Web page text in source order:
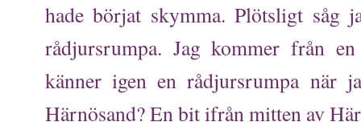
hade börjat skymma. Plötsligt såg
rådjursrumpa. Jag kommer från
känner igen en rådjursrumpa
Härnösand? En bit ifrån mitten av